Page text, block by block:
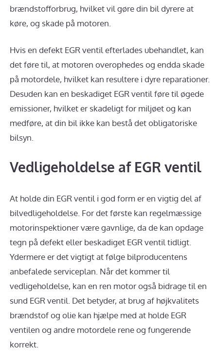
brændstofforbrug, hvilket vil gøre din bil dyrere at
køre, og skade på motoren.
Hvis en defekt EGR ventil efterlades ubehandlet, kan
det føre til, at motoren overophedes og endda skade
på motordele, hvilket kan resultere i dyre reparationer.
Desuden kan en beskadiget EGR ventil føre til øgede
emissioner, hvilket er skadeligt for miljøet og kan
medføre, at din bil ikke kan bestå det obligatoriske
bilsyn.
Vedligeholdelse af EGR ventil
At holde din EGR ventil i god form er en vigtig del af
bilvedligeholdelse. For det første kan regelmæssige
motorinspektioner være gavnlige, da de kan opdage
tegn på defekt eller beskadiget EGR ventil tidligt.
Ydermere er det vigtigt at følge bilproducentens
anbefalede serviceplan. Når det kommer til
vedligeholdelse, kan en ren motor også bidrage til en
sund EGR ventil. Det betyder, at brug af højkvalitets
brændstof og olie kan hjælpe med at holde EGR
ventilen og andre motordele rene og fungerende
korrekt.